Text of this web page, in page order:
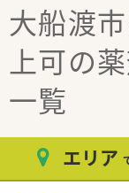
大船渡市
上可の
一覧
エリア